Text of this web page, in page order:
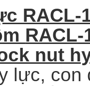
RACL-
nut
lực, con